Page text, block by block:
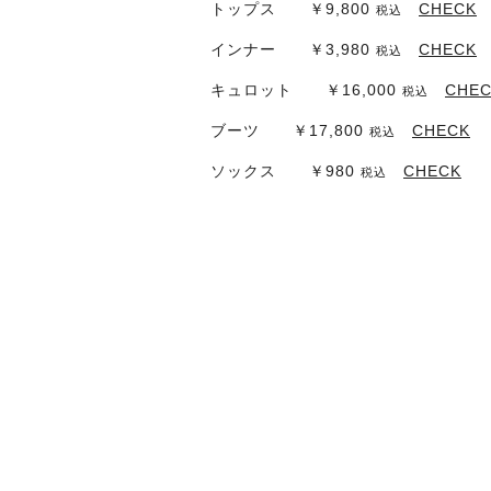
トップス ￥9,800 税込 CHECK
インナー ￥3,980 税込 CHECK
キュロット ￥16,000 税込
ブーツ ￥17,800 税込 CHECK
ソックス ￥980 税込 CHECK